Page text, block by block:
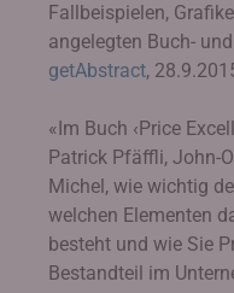
Fallbeispielen,
angelegten Buch-
getAbstract,
«Im Buch ‹Price
Patrick Pfäffli, John-
Michel, wie wichtig
welchen Elementen
besteht und wie Sie
Bestandteil im